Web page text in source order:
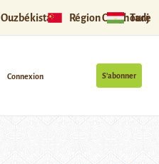
Ouzbékistan Région Ouïghoure
S’abonner
Connexion